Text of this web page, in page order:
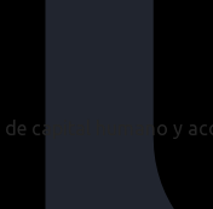
de capital humano y